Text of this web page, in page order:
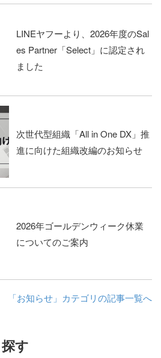
LINEヤフーより、2026年度のSal
es Partner「Select」に認定され
ました
次世代型組織「All in One DX」推
進に向けた組織改編のお知らせ
2026年ゴールデンウィーク休業
についてのご案内
「お知らせ」カテゴリの記事一覧へ
す